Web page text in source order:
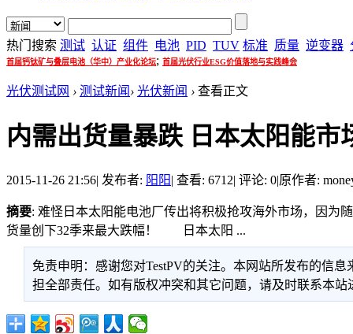
热门搜索 测试 认证 组件 电池 PID TUV 标准 质量 逆变器
首届钙钛矿与叠层电池（华中）产业化论坛; 首届光伏行业ESG价值落地与实践峰会
光伏测试网 › 测试新闻 › 光伏新闻 › 查看正文
内需出货量暴跌 日本太阳能市
2015-11-26 21:56| 发布者: 阳阳| 查看: 6712| 评论: 0|原作者:
摘要: 难怪日本太阳能电池厂传出将积极抢攻海外市场，因为
货量创下32季来最大跌幅！ 日本太阳 ...
免责申明：感谢您对TestPV的关注。本网站所发布的信
担全部责任。如有版权冲突和其它问题，请及时联系本